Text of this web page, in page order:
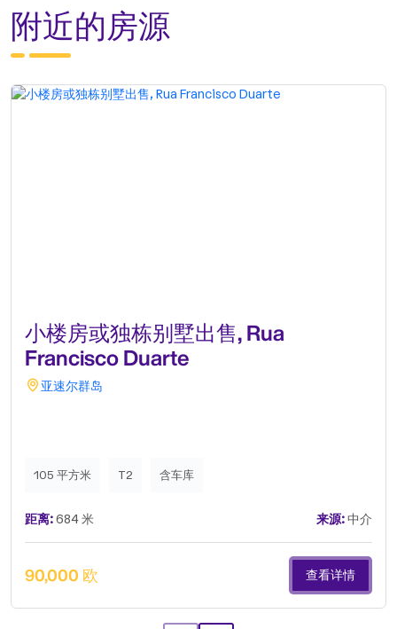
附近的房源
小楼房或独栋别墅出售, Rua
Francisco Duarte
亚速尔群岛
105 平方米 T2 含车库
距离:684 米 来源:中介
90,000 欧 查看详情